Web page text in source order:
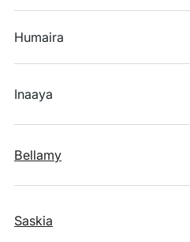
Humaira
Inaaya
Bellamy
Saskia